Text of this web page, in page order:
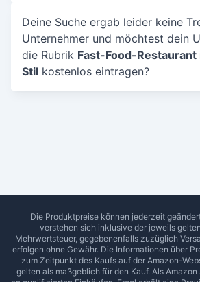
Stadt oder Postleitzahl
Umkreis in Km
Deine Suche ergab leider keine
Unternehmer und möchtest dein
die Rubrik Fast-Food-
Stil kostenlos eintragen?
Die Produktpreise können jederzeit
verstehen sich inklusive der jeweils
Mehrwertsteuer, gegebenenfalls zuzüglich
erfolgen ohne Gewähr. Die Informationen über
zum Zeitpunkt des Kaufs auf der Amazon-
gelten als maßgeblich für den Kauf. Als